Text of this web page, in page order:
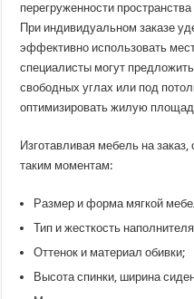
перегруженности
При индивидуальном заказе
эффективно использовать
специалисты могут
свободных углах или под
оптимизировать жилую
Изготавливая мебель на
таким моментам:
Размер и форма мягкой
Тип и жесткость
Оттенок и материал обивки;
Высота спинки, ширина